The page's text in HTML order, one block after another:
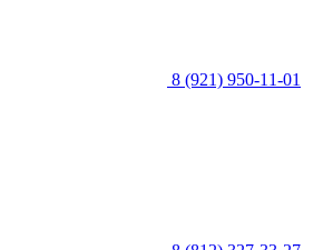
8 (921) 950-11-01